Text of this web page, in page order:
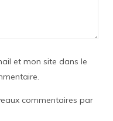
et mon site dans le
commentaires par